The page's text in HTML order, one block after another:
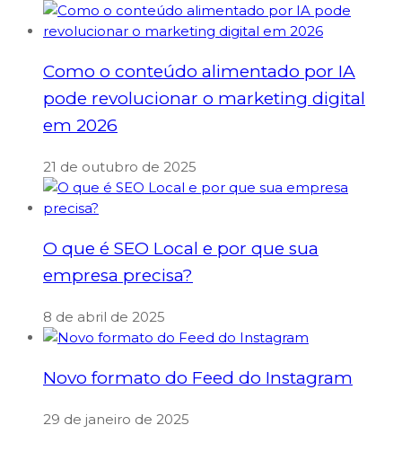
Como o conteúdo alimentado por IA
pode revolucionar o marketing digital
em 2026
21 de outubro de 2025
O que é SEO Local e por que sua
empresa precisa?
8 de abril de 2025
Novo formato do Feed do Instagram
29 de janeiro de 2025